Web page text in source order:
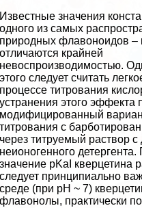
Известные значения
одного из самых
природных флавоноидов –
отличаются крайней
невоспроизводимостью.
этого следует считать
процессе титрования
устранения этого эффекта
модифицированный
титрования с
через титруемый раствор с
неионогенного
значение pKaI кверцетина
следует принципиально
среде (при рН ~ 7)
флавонолы, пpaктически